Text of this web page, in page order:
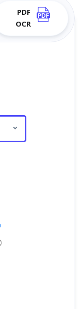
PDF
OCR